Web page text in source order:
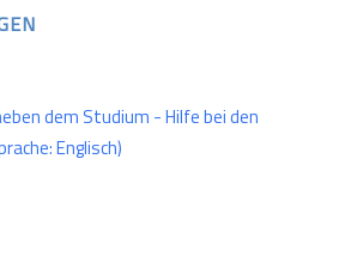
dem Studium - Hilfe bei den
Englisch)